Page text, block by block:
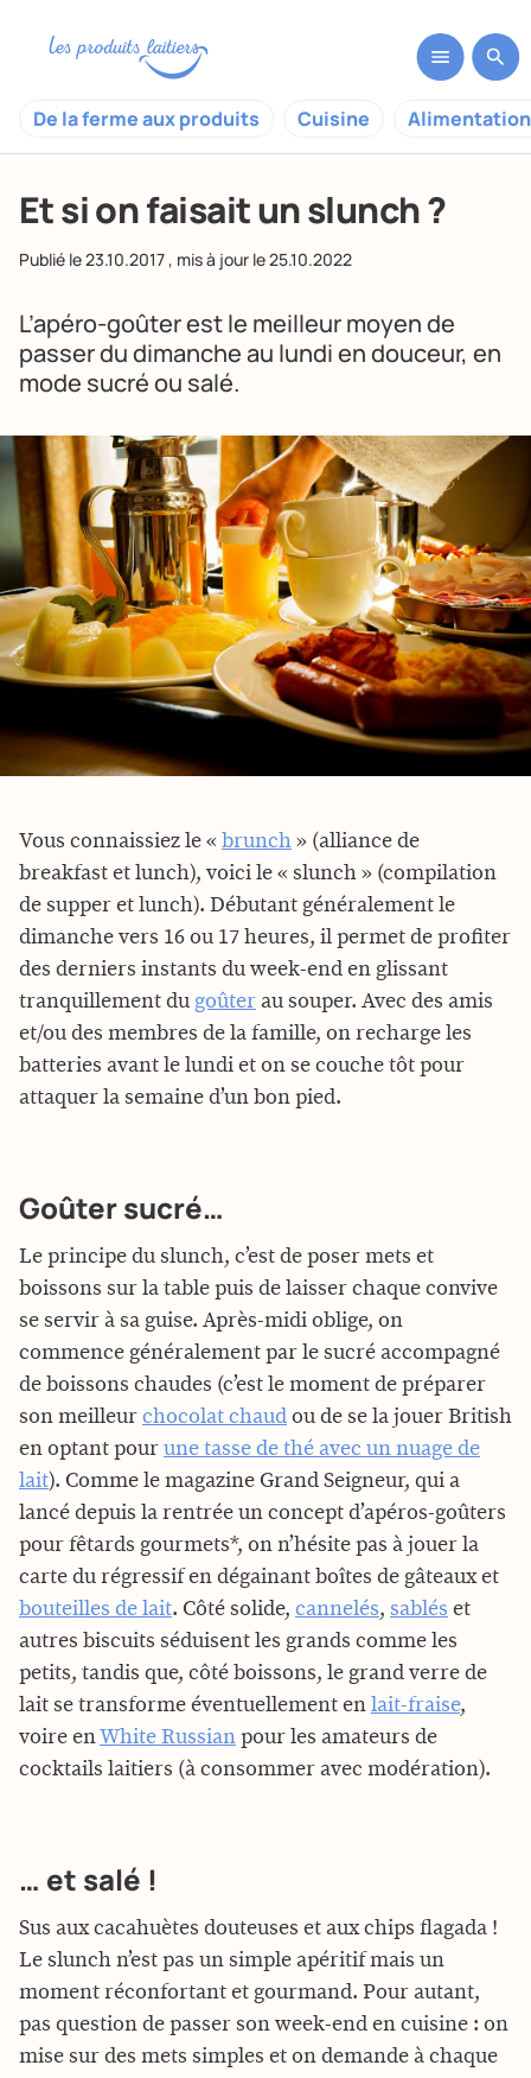
De la ferme aux produits Cuisine
Et si on faisait un slunch ?
Publié le23.10.2017, mis à jour le25.10.2022
L’apéro-goûter est le meilleur moyen de
passer du dimanche au lundi en douceur, en
mode sucré ou salé.
Vous connaissiez le « brunch » (alliance de
breakfast et lunch), voici le « slunch » (compilation
de supper et lunch). Débutant généralement le
dimanche vers 16 ou 17 heures, il permet de profiter
des derniers instants du week-end en glissant
tranquillement du goûter au souper. Avec des amis
et/ou des membres de la famille, on recharge les
batteries avant le lundi et on se couche tôt pour
attaquer la semaine d’un bon pied.
Goûter sucré…
Le principe du slunch, c’est de poser mets et
boissons sur la table puis de laisser chaque convive
se servir à sa guise. Après-midi oblige, on
commence généralement par le sucré accompagné
de boissons chaudes (c’est le moment de préparer
son meilleur chocolat chaud ou de se la jouer British
en optant pour une tasse de thé avec un nuage de
lait). Comme le magazine Grand Seigneur, qui a
lancé depuis la rentrée un concept d’apéros-goûters
pour fêtards gourmets*, on n’hésite pas à jouer la
carte du régressif en dégainant boîtes de gâteaux et
bouteilles de lait. Côté solide, cannelés, sablés et
autres biscuits séduisent les grands comme les
petits, tandis que, côté boissons, le grand verre de
lait se transforme éventuellement en lait-fraise,
voire enWhite Russian pour les amateurs de
cocktails laitiers (à consommer avec modération).
… et salé !
Sus aux cacahuètes douteuses et aux chips flagada !
Le slunch n’est pas un simple apéritif mais un
moment réconfortant et gourmand. Pour autant,
pas question de passer son week-end en cuisine : on
mise sur des mets simples et on demande à chaque